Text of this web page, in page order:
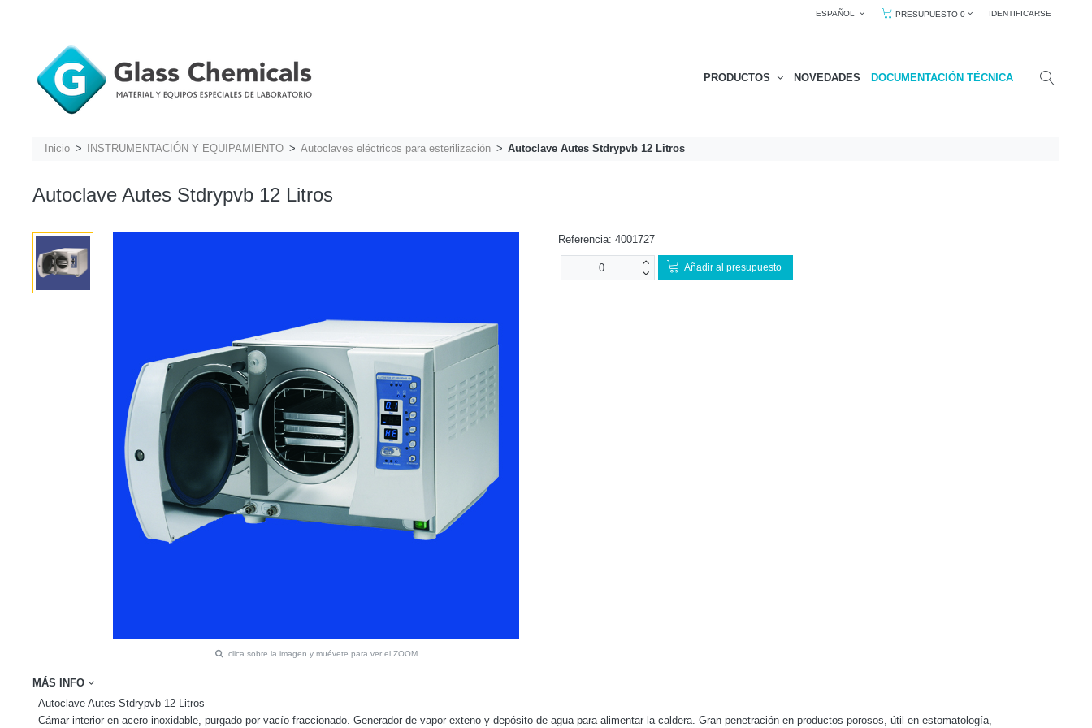
ESPAÑOL PRESUPUESTO 0 IDENTIFICARSE
PRODUCTOS NOVEDADES DOCUMENTACIÓN TÉCNICA
Inicio INSTRUMENTACIÓN Y EQUIPAMIENTO Autoclaves eléctricos para esterilización Autoclave Autes Stdrypvb 12 Litros
Autoclave Autes Stdrypvb 12 Litros
clica sobre la imagen y muévete para ver el ZOOM
Referencia: 4001727
Añadir al presupuesto
MÁS INFO
Autoclave Autes Stdrypvb 12 Litros
Cámar interior en acero inoxidable, purgado por vacío fraccionado. Generador de vapor exteno y depósito de agua para alimentar la caldera. Gran penetración en productos porosos, útil en estomatología,